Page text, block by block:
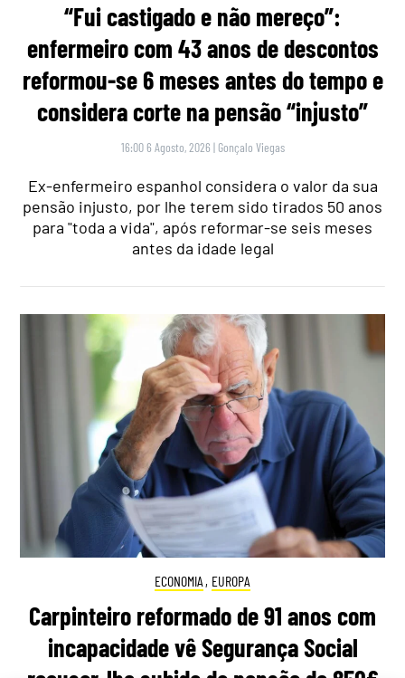
“Fui castigado e não mereço”:
enfermeiro com 43 anos de descontos
reformou-se 6 meses antes do tempo e
considera corte na pensão “injusto”
16:00 6 Agosto, 2026 | Gonçalo Viegas
Ex-enfermeiro espanhol considera o valor da sua
pensão injusto, por lhe terem sido tirados 50 anos
para "toda a vida", após reformar-se seis meses
antes da idade legal
ECONOMIA , EUROPA
Carpinteiro reformado de 91 anos com
incapacidade vê Segurança Social